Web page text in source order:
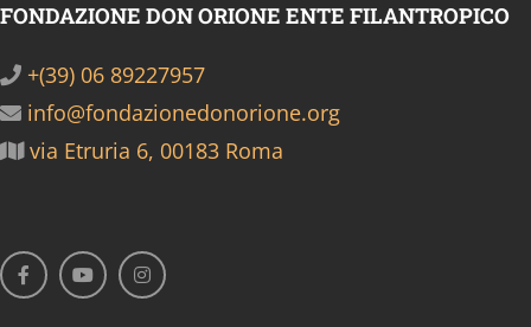
FONDAZIONE DON ORIONE ENTE FILANTROPICO
+(39) 06 89227957
info@fondazionedonorione.org
via Etruria 6, 00183 Roma